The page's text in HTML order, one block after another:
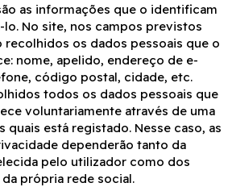
as informações que o identificam
No site, nos campos previstos
recolhidos os dados pessoais que o
nome, apelido, endereço de e-
código postal, cidade, etc.
todos os dados pessoais que
voluntariamente através de uma
quais está registado. Nesse caso, as
dependerão tanto da
pelo utilizador como dos
própria rede social.